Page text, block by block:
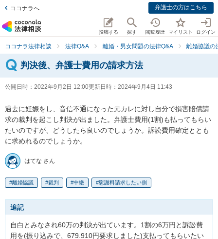
ココナラへ 弁護士の方はこちら
投稿する 探す 閲覧履歴 マイリスト ログイン
ココナラ法律相談 法律Q&A 離婚・男女問題の法律Q&A 離婚協議の
判決後、弁護士費用の請求方法
公開日時： 2022年9月2日 12:00更新日時： 2024年9月4日 11:43
過去に妊娠をし、音信不通になった元カレに対し自分で損害賠償請
求の裁判を起こし判決が出ました。弁護士費用(1割)も払ってもらい
たいのですが、どうしたら良いのでしょうか。訴訟費用確定ととも
に求めれるのでしょうか。
はてな さん
離婚協議 裁判 中絶 慰謝料請求したい側
追記
自白とみなされ60万の判決が出ています。1割の6万円と訴訟費
用を(振り込みで、679.910円要求しました)支払ってもらいたい